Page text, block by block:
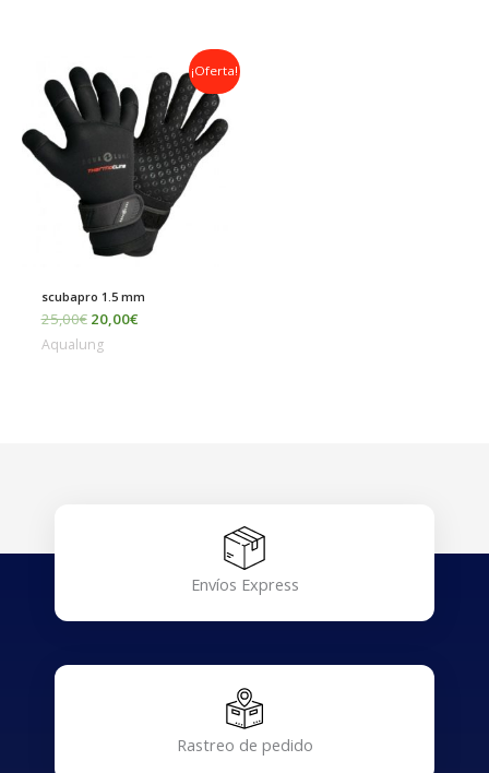
¡Oferta!
scubapro 1.5 mm
25,00€
precio
original
era:
25,00€.
20,00€
precio
actual
es:
20,00€.
Aqualung
Envíos Express
Rastreo de pedido